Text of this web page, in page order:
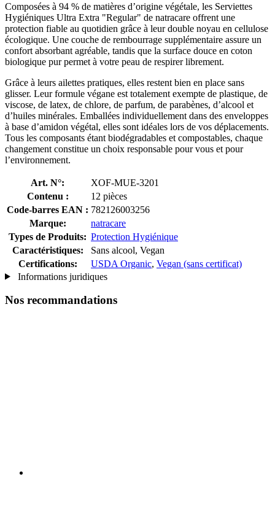
Composées à 94 % de matières d’origine végétale, les Serviettes
Hygiéniques Ultra Extra "Regular" de natracare offrent une
protection fiable au quotidien grâce à leur double noyau en cellulose
écologique. Une couche de rembourrage supplémentaire assure un
confort absorbant agréable, tandis que la surface douce en coton
biologique pur permet à votre peau de respirer librement.
Grâce à leurs ailettes pratiques, elles restent bien en place sans
glisser. Leur formule végane est totalement exempte de plastique, de
viscose, de latex, de chlore, de parfum, de parabènes, d’alcool et
d’huiles minérales. Emballées individuellement dans des enveloppes
à base d’amidon végétal, elles sont idéales lors de vos déplacements.
Tous les composants étant biodégradables et compostables, chaque
changement constitue un choix responsable pour vous et pour
l’environnement.
Art. N°:
XOF-MUE-3201
Contenu :
12 pièces
Code-barres EAN : 782126003256
Marque:
natracare
Types de Produits: Protection Hygiénique
Caractéristiques:
Sans alcool, Vegan
Certifications:
USDA Organic, Vegan (sans certificat)
Informations juridiques
Nos recommandations